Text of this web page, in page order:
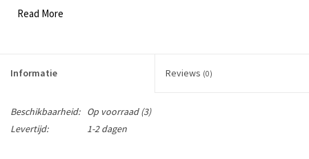
Read More
Informatie Reviews (0)
Beschikbaarheid: Op voorraad(3)
Levertijd:
1-2 dagen